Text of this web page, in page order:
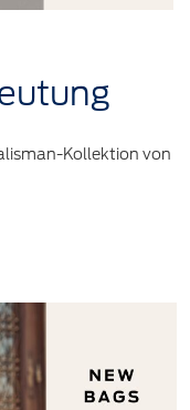
Kollektion von